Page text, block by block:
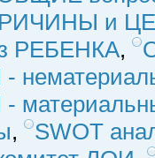
и
РЕБЕНКА,
,
SWOT